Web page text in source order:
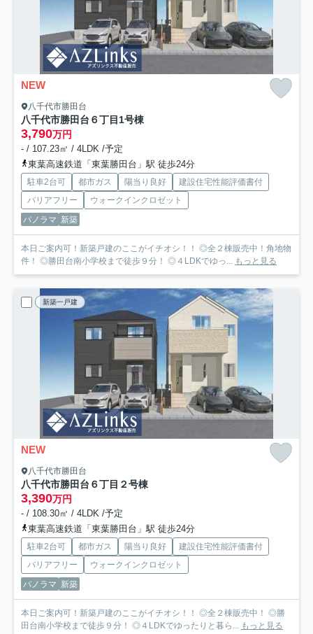
NEW
八千代市勝田台
八千代市勝田台６丁目1号棟
3,790万円
- / 107.23㎡ / 4LDK /予定
東葉高速鉄道「東葉勝田台」駅 徒歩24分
駐車2台可 都市ガス 陽当り良好
建設住宅性能評価書付
バリアフリー
ウォークインクロゼット
パノラマ 新築
本日ご案内可！新築戸建のここがイチオシ！！ ◎全２棟販売中！角地物
件！ ◎勝田台南小学校まで徒歩９分！ ◎４LDKでゆっ...
もっと見る
新築一戸建
NEW
八千代市勝田台
八千代市勝田台６丁目 ２号棟
3,390万円
- / 108.30㎡ / 4LDK /予定
東葉高速鉄道「東葉勝田台」駅 徒歩24分
駐車2台可 都市ガス 陽当り良好
建設住宅性能評価書付
バリアフリー
ウォークインクロゼット
パノラマ 新築
本日ご案内可！新築戸建のここがイチオシ！！ ◎全２棟販売中！ ◎勝
田台南小学校まで徒歩９分！ ◎４LDKでゆったりと暮ら...
もっと見る